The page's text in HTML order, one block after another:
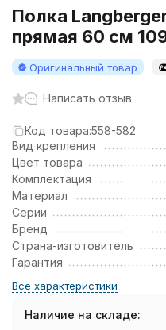
Полка
прямая 60 см
Оригинальный товар
Написать отзыв
Код товара:558-582
Вид крепления
Цвет товара
Комплектация
Материал
Серии
Бренд
Страна-изготовитель
Гарантия
Все характеристики
Наличие на складе: